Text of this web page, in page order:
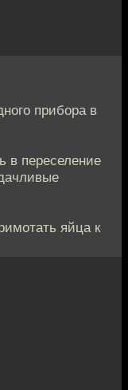
прибора в
в переселение
яйца к